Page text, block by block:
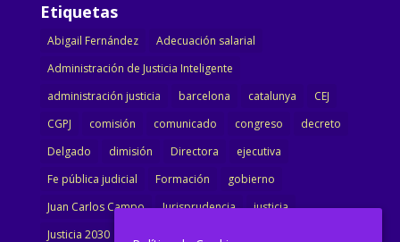
Etiquetas
Abigail Fernández
Adecuación salarial
Administración de Justicia Inteligente
administración justicia
barcelona catalunya
CEJ
CGPJ
comisión comunicado congreso
decreto
Delgado
dimisión Directora
ejecutiva
Fe pública judicial
Formación
gobierno
Juan Carlos Campo
Jurisprudencia
justicia
Justicia 2030